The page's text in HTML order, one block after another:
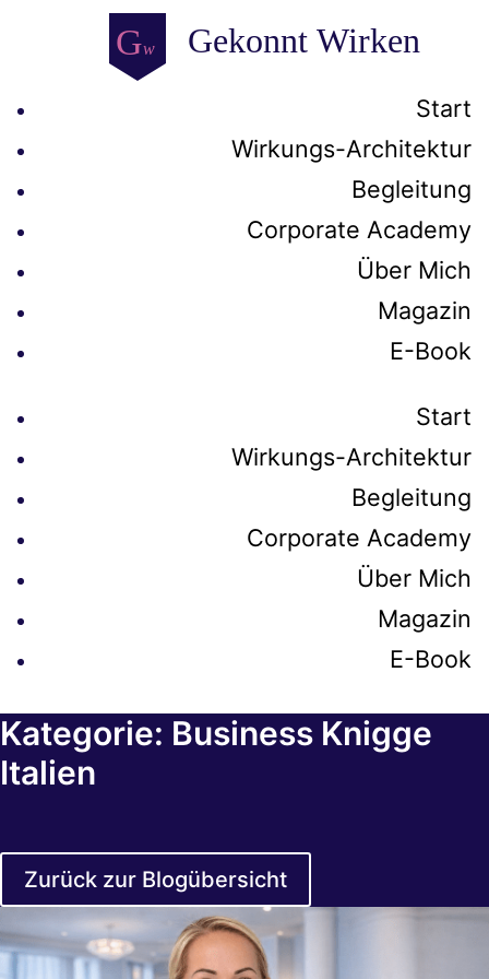
Start
Wirkungs-Architektur
Begleitung
Corporate Academy
Über Mich
Magazin
E-Book
Start
Wirkungs-Architektur
Begleitung
Corporate Academy
Über Mich
Magazin
E-Book
Kategorie: Business Knigge
Italien
Zurück zur Blogübersicht